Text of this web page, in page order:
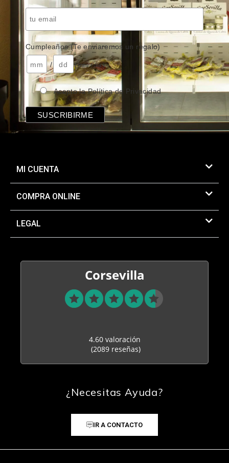
Cumpleaños (Te enviaremos un regalo)
/ ( mes / día )
Acepto la Política de Privacidad
MI CUENTA
COMPRA ONLINE
LEGAL
Corsevilla
4.60 valoración
(2089 reseñas)
¿Necesitas Ayuda?
IR A CONTACTO